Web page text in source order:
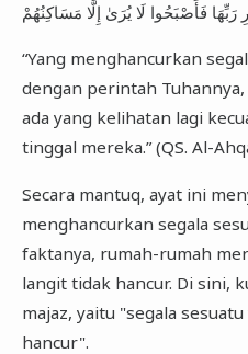
فَأَصْبَحُوا لَا يُرَىٰ إِلَّا مَسَاكِنُهُمْ
“Yang menghancurkan
dengan perintah
ada yang kelihatan lagi
tinggal mereka.” (QS. Al-
Secara mantuq, ayat ini
menghancurkan segala
faktanya, rumah-rumah
langit tidak hancur. Di sini,
majaz, yaitu "segala
hancur".